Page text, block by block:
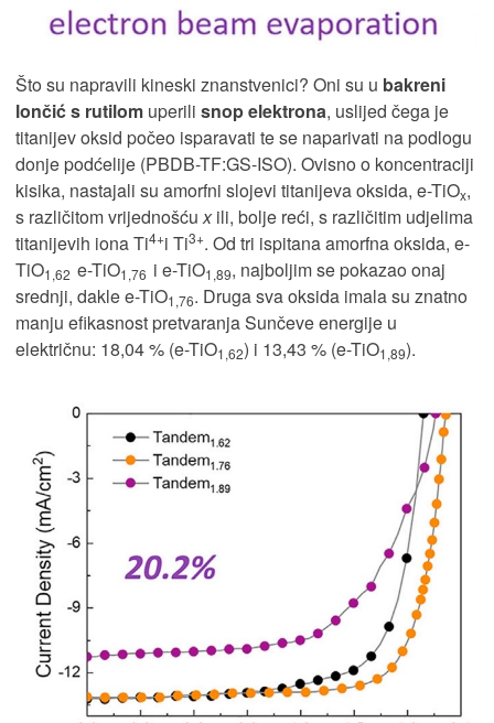
Što su napravili kineski znanstvenici? Oni su u bakreni
lončić s rutilom uperili snop elektrona, uslijed čega je
titanijev oksid počeo isparavati te se naparivati na podlogu
donje podćelije (PBDB-TF:GS-ISO). Ovisno o koncentraciji
kisika, nastajali su amorfni slojevi titanijeva oksida, e-TiOx,
s različitom vrijednošćuxili, bolje reći, s različitim udjelima
titanijevih iona Ti4+i Ti3+. Od tri ispitana amorfna oksida, e-
TiO1,62 e-TiO1,76 i e-TiO1,89, najboljim se pokazao onaj
srednji, dakle e-TiO1,76. Druga sva oksida imala su znatno
manju efikasnost pretvaranja Sunčeve energije u
električnu: 18,04 % (e-TiO1,62) i 13,43 % (e-TiO1,89).